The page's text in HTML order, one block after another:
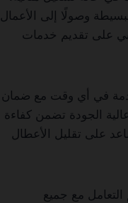
وصولًا إلى الأعمال
على تقديم خدمات
في أي وقت مع ضمان
الجودة تضمن كفاءة
على تقليل الأعطال
التعامل مع جميع